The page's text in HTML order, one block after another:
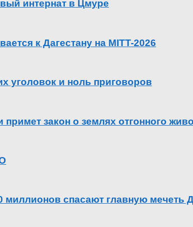
интернат в Цмуре
к Дагестану на MITT-2026
уголовок и ноль приговоров
закон о землях отгонного
миллионов спасают главную мечеть